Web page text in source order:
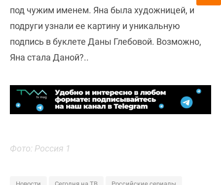
под чужим именем. Яна была художницей, и
подруги узнали ее картину и уникальную
подпись в буклете Даны Глебовой. Возможно,
Яна стала Даной?..
Фото: Россия 1